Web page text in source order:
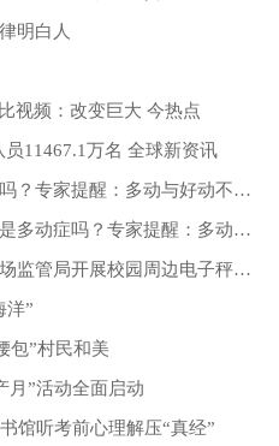
明白人
视频：改变巨大 今热点
11467.1万名 全球新资讯
提醒：多动与好动不同需及时就医
专家提醒：多动与好动不同需及时就医
开展校园周边电子秤专项监督检查
洋”
包”村民和美
月”活动全面启动
馆听考前心理解压“真经”